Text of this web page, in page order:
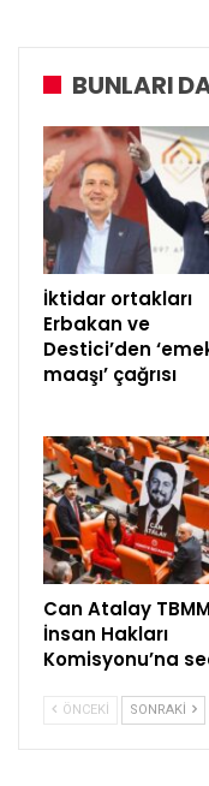
BUNLARI
İktidar ortakları
Erbakan ve
Destici’den
maaşı’ çağrısı
Can Atalay
İnsan Hakları
Komisyonu’na
ÖNCEKI SONRAKI